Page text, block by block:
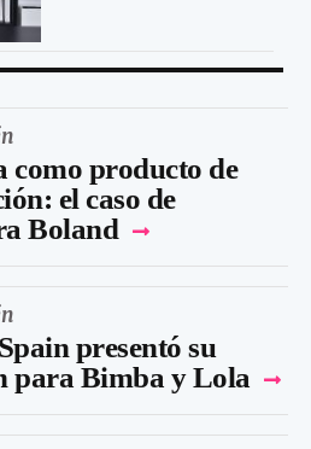
como producto de
el caso de
Boland
presentó su
para Bimba y Lola